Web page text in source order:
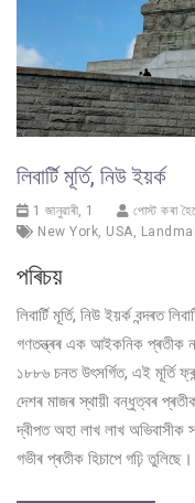
লিবাৰ্টি মূৰ্তি, নিউ ইয়ৰ্ক
1 জানুৱাৰী, 1
পোস্ট কৰা
New York, USA,
পৰিচয়
লিবাৰ্টি মূৰ্তি, নিউ ইয়ৰ্ক বন্দৰত
গণতন্ত্ৰৰ এক আইকনিক প্ৰতীক
১৮৮৬ চনত উৎসৰ্গিত, এই মূৰ্তি
দেশৰ মাজৰ স্থায়ী বন্ধুত্বৰ
দ্বীপত অহা লাখ লাখ
গভীৰ প্ৰতীক হিচাপে গঢ়ি তুলিছে।